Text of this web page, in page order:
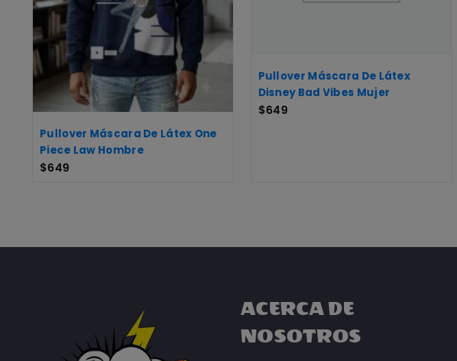
Pullover Máscara De Látex One
Piece Law Hombre
$649
Pullover Máscara De Látex
Disney Bad Vibes Mujer
$649
ACERCA DE
NOSOTROS